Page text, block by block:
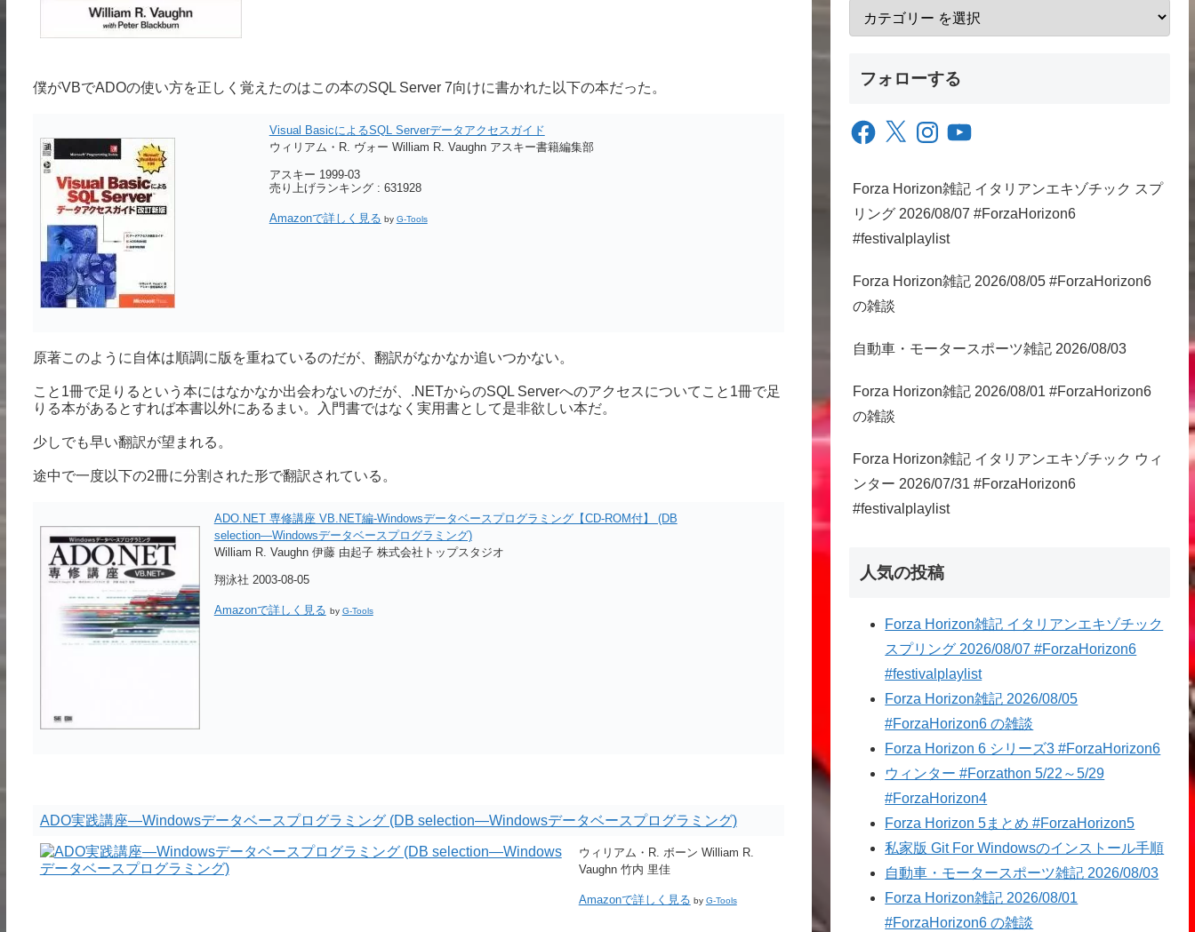
僕がVBでADOの使い方を正しく覚えたのはこの本のSQL Server 7向けに書かれた以下の本だった。
Visual BasicによるSQL Serverデータアクセスガイド
ウィリアム・R. ヴォー William R. Vaughn アスキー書籍編集部
アスキー 1999-03
売り上げランキング : 631928
Amazonで詳しく見る by G-Tools
原著このように自体は順調に版を重ねているのだが、翻訳がなかなか追いつかない。
こと1冊で足りるという本にはなかなか出会わないのだが、.NETからのSQL Serverへのアクセスについてこと1冊で足
りる本があるとすれば本書以外にあるまい。入門書ではなく実用書として是非欲しい本だ。
少しでも早い翻訳が望まれる。
途中で一度以下の2冊に分割された形で翻訳されている。
ADO.NET 専修講座 VB.NET編-Windowsデータベースプログラミング【CD-ROM付】 (DB
selection―Windowsデータベースプログラミング)
William R. Vaughn 伊藤 由起子 株式会社トップスタジオ
翔泳社 2003-08-05
Amazonで詳しく見る by G-Tools
ADO実践講座―Windowsデータベースプログラミング (DB selection―Windowsデータベースプログラミング)
ウィリアム・R. ボーン William R.
Vaughn 竹内 里佳
Amazonで詳しく見る by G-Tools
フォローする
Facebook
X InstagramYouTube
Forza Horizon雑記 イタリアンエキゾチック スプ
リング 2026/08/07 #ForzaHorizon6
#festivalplaylist
Forza Horizon雑記 2026/08/05 #ForzaHorizon6
の雑談
自動車・モータースポーツ雑記 2026/08/03
Forza Horizon雑記 2026/08/01 #ForzaHorizon6
の雑談
Forza Horizon雑記 イタリアンエキゾチック ウィ
ンター 2026/07/31 #ForzaHorizon6
#festivalplaylist
人気の投稿
Forza Horizon雑記 イタリアンエキゾチック
スプリング 2026/08/07 #ForzaHorizon6
#festivalplaylist
Forza Horizon雑記 2026/08/05
#ForzaHorizon6 の雑談
Forza Horizon 6 シリーズ3 #ForzaHorizon6
ウィンター #Forzathon 5/22～5/29
#ForzaHorizon4
Forza Horizon 5まとめ #ForzaHorizon5
私家版 Git For Windowsのインストール手順
自動車・モータースポーツ雑記 2026/08/03
Forza Horizon雑記 2026/08/01
#ForzaHorizon6 の雑談